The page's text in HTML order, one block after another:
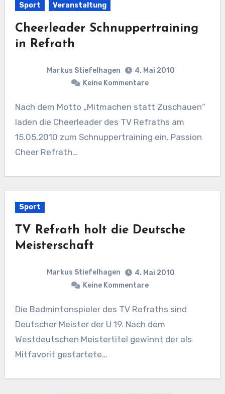
Sport Veranstaltung
Cheerleader Schnuppertraining
in Refrath
Markus Stiefelhagen
4. Mai 2010
Keine Kommentare
Nach dem Motto „Mitmachen statt Zuschauen“
laden die Cheerleader des TV Refraths am
15.05.2010 zum Schnuppertraining ein. Passion
Cheer Refrath…
Sport
TV Refrath holt die Deutsche
Meisterschaft
Markus Stiefelhagen
4. Mai 2010
Keine Kommentare
Die Badmintonspieler des TV Refraths sind
Deutscher Meister der U 19. Nach dem
Westdeutschen Meistertitel gewinnt der als
Mitfavorit gestartete…